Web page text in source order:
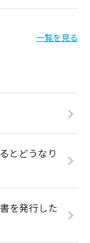
一覧を見る
とどうなり
を発行した